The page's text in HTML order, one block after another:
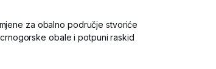
za obalno područje stvoriće
obale i potpuni raskid